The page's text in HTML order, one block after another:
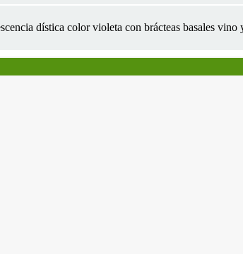
dística color violeta con brácteas basales vino